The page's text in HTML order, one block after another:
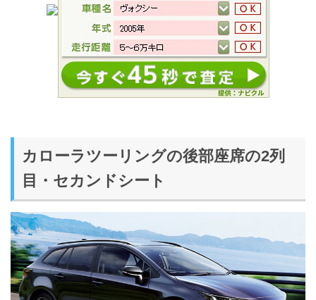
カローラツーリングの後部座席の2列
目・セカンドシート